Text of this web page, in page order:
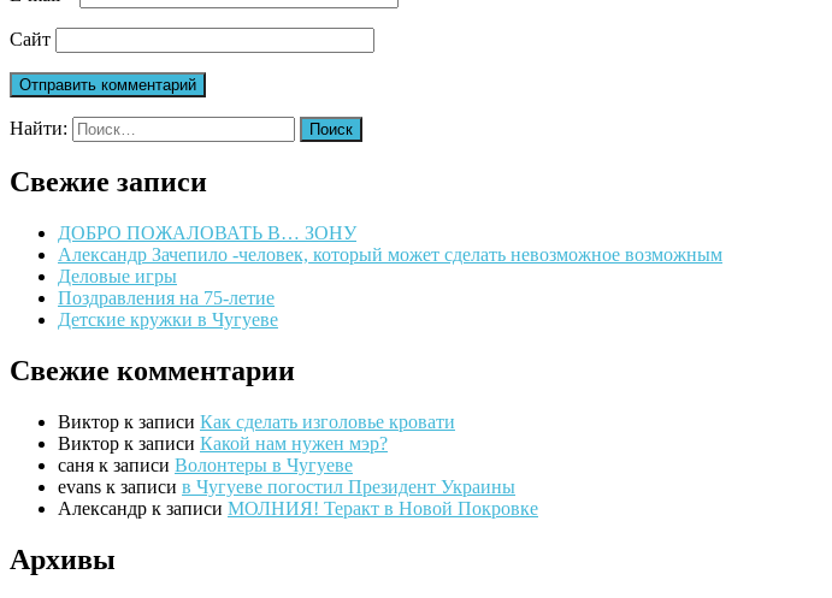
Сайт
Найти:
Свежие записи
ДОБРО ПОЖАЛОВАТЬ В… ЗОНУ
Александр Зачепило -человек, который может сделать невозможное возможным
Деловые игры
Поздравления на 75-летие
Детские кружки в Чугуеве
Свежие комментарии
Виктор к записи Как сделать изголовье кровати
Виктор к записи Какой нам нужен мэр?
саня к записи Волонтеры в Чугуеве
evans к записи в Чугуеве погостил Президент Украины
Александр к записи МОЛНИЯ! Теракт в Новой Покровке
Архивы